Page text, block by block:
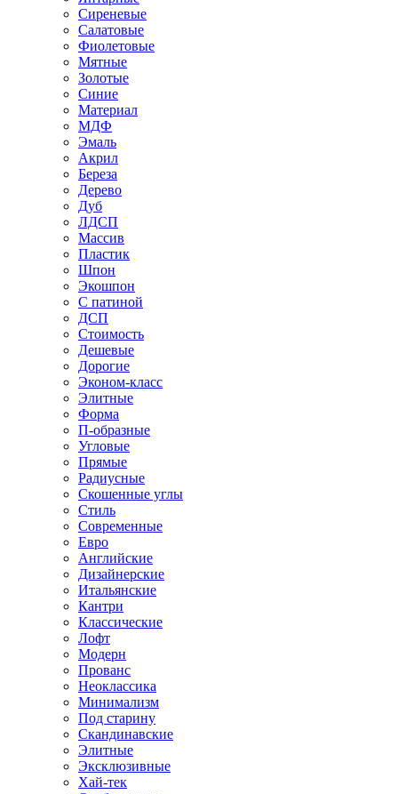
Сиреневые
Салатовые
Фиолетовые
Мятные
Золотые
Синие
Материал
МДФ
Эмаль
Акрил
Береза
Дерево
Дуб
ЛДСП
Массив
Пластик
Шпон
Экошпон
С патиной
ДСП
Стоимость
Дешевые
Дорогие
Эконом-класс
Элитные
Форма
П-образные
Угловые
Прямые
Радиусные
Скошенные углы
Стиль
Современные
Евро
Английские
Дизайнерские
Итальянские
Кантри
Классические
Лофт
Модерн
Прованс
Неоклассика
Минимализм
Под старину
Скандинавские
Элитные
Эксклюзивные
Хай-тек